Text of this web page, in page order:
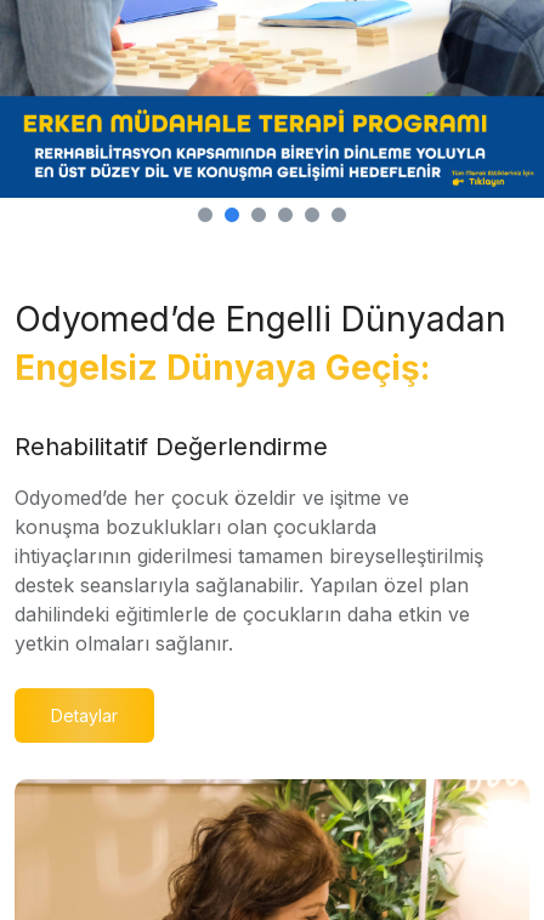
Odyomed’de Engelli Dünyadan
Engelsiz Dünyaya Geçiş:
Rehabilitatif Değerlendirme
Odyomed’de her çocuk özeldir ve işitme ve
konuşma bozuklukları olan çocuklarda
ihtiyaçlarının giderilmesi tamamen bireyselleştirilmiş
destek seanslarıyla sağlanabilir. Yapılan özel plan
dahilindeki eğitimlerle de çocukların daha etkin ve
yetkin olmaları sağlanır.
Detaylar